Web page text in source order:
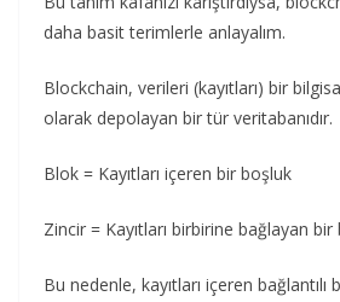
daha basit terimlerle anlayalım.
Blockchain, verileri (kayıtları) bir
olarak depolayan bir tür veritabanıdır.
Blok = Kayıtları içeren bir boşluk
Zincir = Kayıtları birbirine bağlayan bir
Bu nedenle, kayıtları içeren